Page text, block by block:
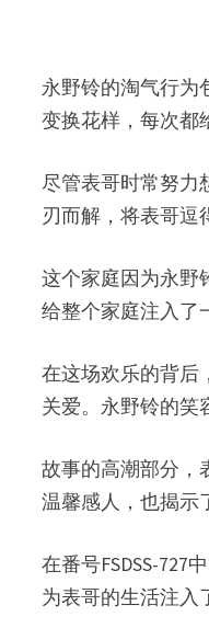
永野铃的淘气行为
变换花样，每次都
尽管表哥时常努力
刃而解，将表哥逗
这个家庭因为永野
给整个家庭注入了
在这场欢乐的背后
关爱。永野铃的笑
故事的高潮部分，
温馨感人，也揭示
在番号FSDSS-
为表哥的生活注入